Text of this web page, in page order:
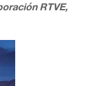
RTVE,